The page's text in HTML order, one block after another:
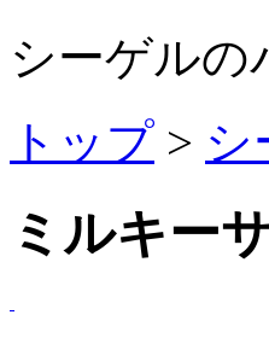
シーゲルの
トップ > シ
ミルキー